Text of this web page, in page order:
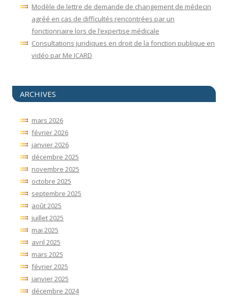
Modèle de lettre de demande de changement de médecin
agréé en cas de difficultés rencontrées par un
fonctionnaire lors de l’expertise médicale
Consultations juridiques en droit de la fonction publique en
vidéo par Me ICARD
ARCHIVES
mars 2026
février 2026
janvier 2026
décembre 2025
novembre 2025
octobre 2025
septembre 2025
août 2025
juillet 2025
mai 2025
avril 2025
mars 2025
février 2025
janvier 2025
décembre 2024